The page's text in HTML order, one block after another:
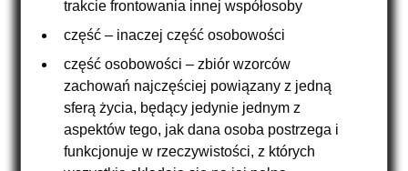
trakcie frontowania innej współosoby
część – inaczej część osobowości
część osobowości – zbiór wzorców
zachowań najczęściej powiązany z jedną
sferą życia, będący jedynie jednym z
aspektów tego, jak dana osoba postrzega i
funkcjonuje w rzeczywistości, z których